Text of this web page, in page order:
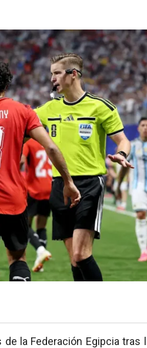
la Federación Egipcia tras